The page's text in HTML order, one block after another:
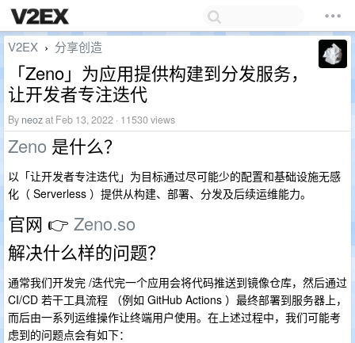
V2EX › 分享创造
「Zeno」为应用提供构建到分发服务，
让开发者专注迭代
By neozat Feb 13, 2022 · 11530 views
Zeno 是什么？
以「让开发者专注迭代」为目标通过尽可能少的配置和基础设施无感
化（ Serverless ）提供从构建、部署、分发及后续运维能力。
官网 👉 Zeno.so
解决什么样的问题？
通常我们开发完 /迭代完一个应用会将代码推送到镜像仓库，然后通过
CI/CD 若干工具流程 （例如 GitHub Actions ）最终部署到服务器上，
而后由一系列运维操作让终端用户使用。在上述过程中，我们可能考
虑到的问题点会有如下：